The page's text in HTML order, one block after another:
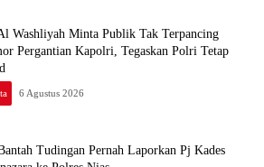
Washliyah Minta Publik Tak Terpancing
Pergantian Kapolri, Tegaskan Polri Tetap
6 Agustus 2026
Tudingan Pernah Laporkan Pj Kades